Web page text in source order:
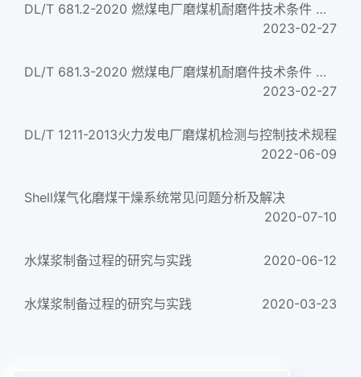
DL/T 681.2-2020 燃煤电厂磨煤机耐磨件技术条件 第2部分：中速磨磨辊辊套 磨盘衬板 磨环和空心磨球...
2023-02-27
DL/T 681.3-2020 燃煤电厂磨煤机耐磨件技术条件 第3部分：风扇磨冲击板 护钩和护甲
2023-02-27
DL/T 1211-2013火力发电厂磨煤机检测与控制技术规程
2022-06-09
Shell煤气化磨煤干燥系统常见问题分析及解决
2020-07-10
水煤浆制备过程的研究与实践 2020-06-12
水煤浆制备过程的研究与实践 2020-03-23